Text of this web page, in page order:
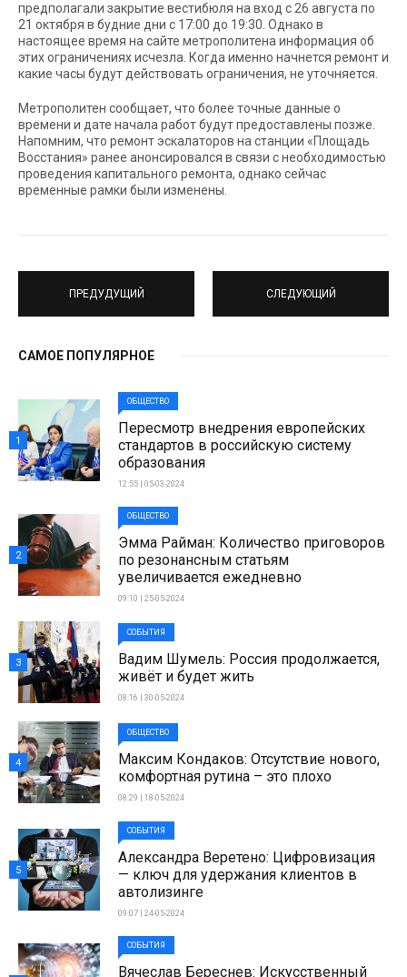
предполагали закрытие вестибюля на вход с 26 августа по
21 октября в будние дни с 17:00 до 19:30. Однако в
настоящее время на сайте метрополитена информация об
этих ограничениях исчезла. Когда именно начнется ремонт и
какие часы будут действовать ограничения, не уточняется.
Метрополитен сообщает, что более точные данные о
времени и дате начала работ будут предоставлены позже.
Напомним, что ремонт эскалаторов на станции «Площадь
Восстания» ранее анонсировался в связи с необходимостью
проведения капитального ремонта, однако сейчас
временные рамки были изменены.
ПРЕДУДУЩИЙ СЛЕДУЮЩИЙ
САМОЕ ПОПУЛЯРНОЕ
ОБЩЕСТВО
Пересмотр внедрения европейских
стандартов в российскую систему
образования
12:55 | 05-03-2024
1
ОБЩЕСТВО
Эмма Райман: Количество приговоров
по резонансным статьям
увеличивается ежедневно
09:10 | 25-05-2024
2
СОБЫТИЯ
Вадим Шумель: Россия продолжается,
живёт и будет жить
08:16 | 30-05-2024
3
ОБЩЕСТВО
Максим Кондаков: Отсутствие нового,
комфортная рутина – это плохо
08:29 | 18-05-2024
4
СОБЫТИЯ
Александра Веретено: Цифровизация
— ключ для удержания клиентов в
автолизинге
09:07 | 24-05-2024
5
СОБЫТИЯ
Вячеслав Береснев: Искусственный